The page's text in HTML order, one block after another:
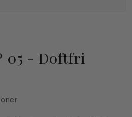
05 - Doftfri